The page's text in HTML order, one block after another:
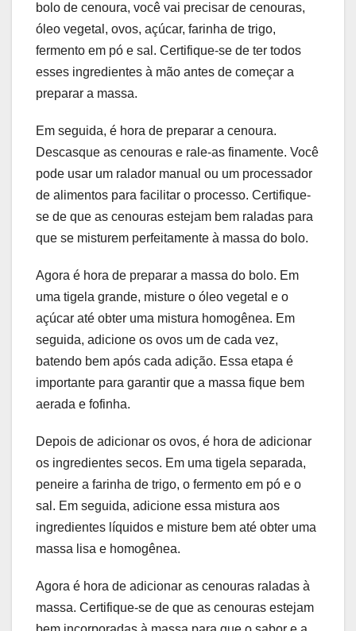
bolo de cenoura, você vai precisar de cenouras,
óleo vegetal, ovos, açúcar, farinha de trigo,
fermento em pó e sal. Certifique-se de ter todos
esses ingredientes à mão antes de começar a
preparar a massa.
Em seguida, é hora de preparar a cenoura.
Descasque as cenouras e rale-as finamente. Você
pode usar um ralador manual ou um processador
de alimentos para facilitar o processo. Certifique-
se de que as cenouras estejam bem raladas para
que se misturem perfeitamente à massa do bolo.
Agora é hora de preparar a massa do bolo. Em
uma tigela grande, misture o óleo vegetal e o
açúcar até obter uma mistura homogênea. Em
seguida, adicione os ovos um de cada vez,
batendo bem após cada adição. Essa etapa é
importante para garantir que a massa fique bem
aerada e fofinha.
Depois de adicionar os ovos, é hora de adicionar
os ingredientes secos. Em uma tigela separada,
peneire a farinha de trigo, o fermento em pó e o
sal. Em seguida, adicione essa mistura aos
ingredientes líquidos e misture bem até obter uma
massa lisa e homogênea.
Agora é hora de adicionar as cenouras raladas à
massa. Certifique-se de que as cenouras estejam